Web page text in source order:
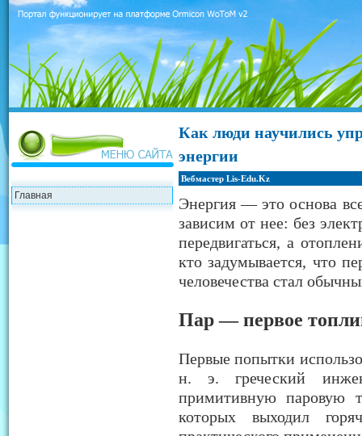
Главная
Как люди научились
энергии
Вебмастер Lis-Edu.Kz
Энергия — это основа
зависим от нее: без
передвигаться, а
кто задумывается, что
человечества стал
Пар — первое
Первые попытки
н. э. греческий
примитивную паровую
которых выходил